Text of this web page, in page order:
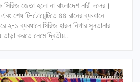
সিরিজ জেতা হলো না বাংলাদেশ নারী দলের।
শেষ টি-টোয়েন্টিতে ৪৪ রানের ব্যবধানে
২-১ ব্যবধানে সিরিজ হারল নিগার সুলতানার
করতে নেমে দ্বিতীয়…